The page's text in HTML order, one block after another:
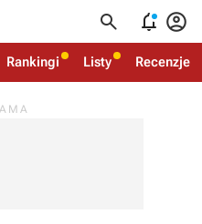
  
Rankingi Listy Recenzje